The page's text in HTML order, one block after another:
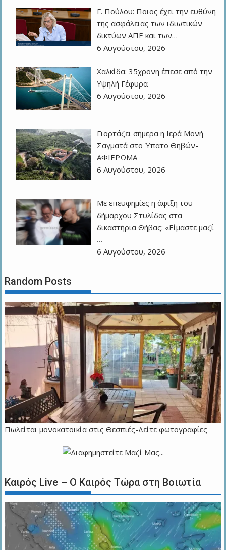
Γ. Πούλου: Ποιος έχει την ευθύνη
της ασφάλειας των ιδιωτικών
δικτύων ΑΠΕ και των…
6 Αυγούστου, 2026
Χαλκίδα: 35χρονη έπεσε από την
Υψηλή Γέφυρα
6 Αυγούστου, 2026
Γιορτάζει σήμερα η Ιερά Μονή
Σαγματά στο Ύπατο Θηβών-
ΑΦΙΕΡΩΜΑ
6 Αυγούστου, 2026
Με επευφημίες η άφιξη του
δήμαρχου Στυλίδας στα
δικαστήρια Θήβας: «Είμαστε μαζί
…
6 Αυγούστου, 2026
Random Posts
Πωλείται μονοκατοικία στις Θεσπιές-Δείτε φωτογραφίες
Καιρός Live – Ο Καιρός Τώρα στη Βοιωτία